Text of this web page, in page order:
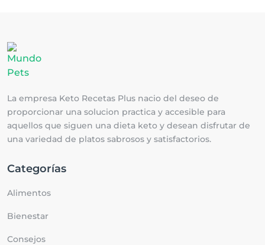
La empresa Keto Recetas Plus nacio del deseo de
proporcionar una solucion practica y accesible para
aquellos que siguen una dieta keto y desean disfrutar de
una variedad de platos sabrosos y satisfactorios.
Categorías
Alimentos
Bienestar
Consejos